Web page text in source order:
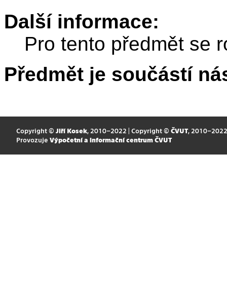
Další informace:
Pro tento předmět se
Předmět je součástí
Copyright © Jiří Kosek, 2010–2022 | Copyright © ČVUT, 2010–2022
Provozuje Výpočetní a informační centrum ČVUT